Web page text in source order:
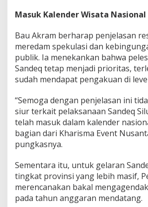
Masuk Kalender Wisata Nasional
Bau Akram berharap penjelasan
meredam spekulasi dan
publik. Ia menekankan bahwa
Sandeq tetap menjadi prioritas,
sudah mendapat pengakuan di
“Semoga dengan penjelasan ini
siur terkait pelaksanaan Sandeq
telah masuk dalam kalender
bagian dari Kharisma Event
pungkasnya.
Sementara itu, untuk gelaran
tingkat provinsi yang lebih masif,
merencanakan bakal
pada tahun anggaran mendatang.